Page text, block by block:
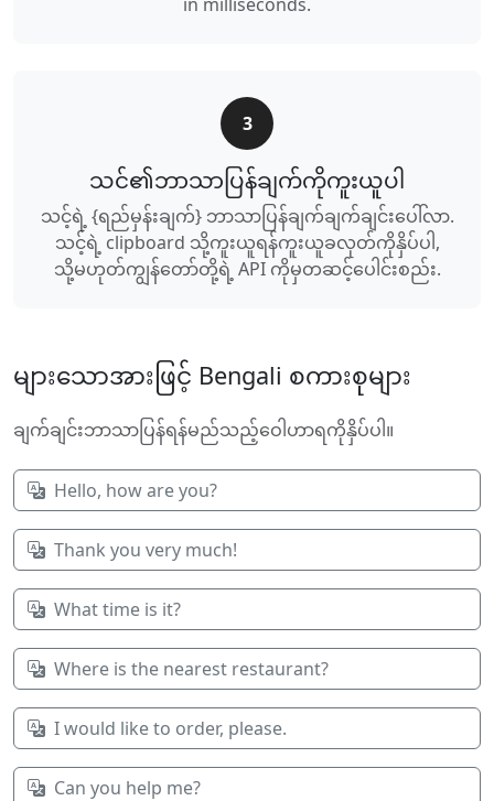
3
သင်၏ဘာသာပြန်ချက်ကိုကူးယူပါ
သင့်ရဲ့ {ရည်မှန်းချက်} ဘာသာပြန်ချက်ချက်ချင်းပေါ်လာ.
သင့်ရဲ့ clipboard သို့ကူးယူရန်ကူးယူခလုတ်ကိုနှိပ်ပါ,
သို့မဟုတ်ကျွန်တော်တို့ရဲ့ API ကိုမှတဆင့်ပေါင်းစည်း.
များသောအားဖြင့် Bengali စကားစုများ
ချက်ချင်းဘာသာပြန်ရန်မည်သည့်ဝေါဟာရကိုနှိပ်ပါ။
Hello, how are you?
Thank you very much!
What time is it?
Where is the nearest restaurant?
I would like to order, please.
Can you help me?